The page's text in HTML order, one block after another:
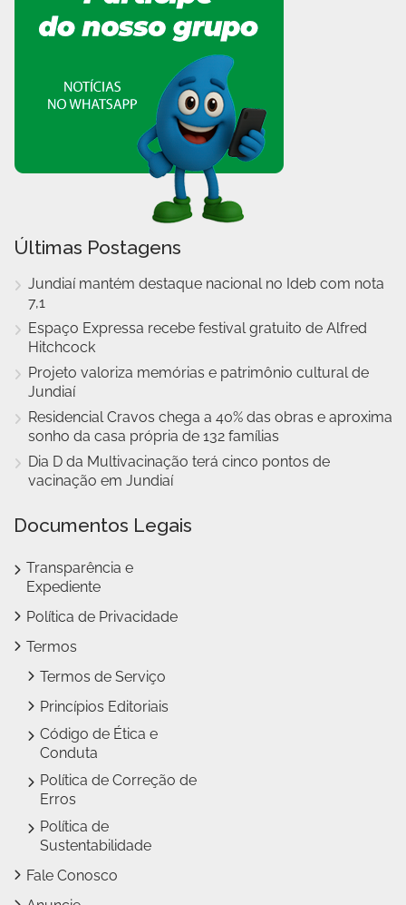
Últimas Postagens
Jundiaí mantém destaque nacional no Ideb com nota
7,1
Espaço Expressa recebe festival gratuito de Alfred
Hitchcock
Projeto valoriza memórias e patrimônio cultural de
Jundiaí
Residencial Cravos chega a 40% das obras e aproxima
sonho da casa própria de 132 famílias
Dia D da Multivacinação terá cinco pontos de
vacinação em Jundiaí
Documentos Legais
Transparência e
Expediente
Política de Privacidade
Termos
Termos de Serviço
Princípios Editoriais
Código de Ética e
Conduta
Política de Correção de
Erros
Política de
Sustentabilidade
Fale Conosco